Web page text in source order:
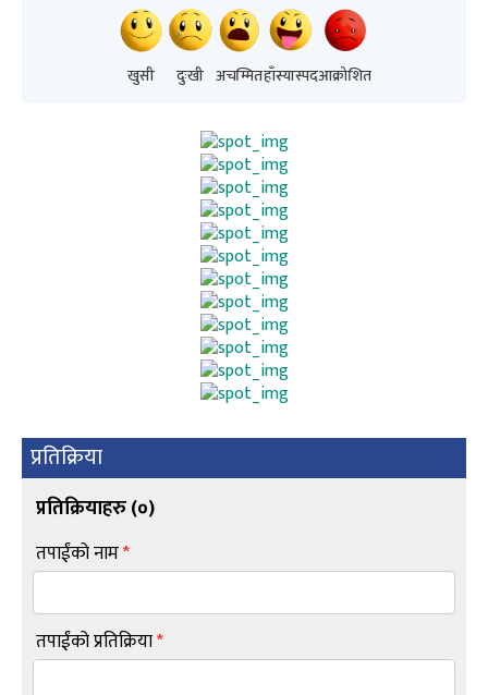
खुसी दुःखी अचम्मितहाँस्यास्पदआक्रोशित
प्रतिक्रिया
प्रतिक्रियाहरु (०)
तपाईंको नाम*
तपाईंको प्रतिक्रिया*